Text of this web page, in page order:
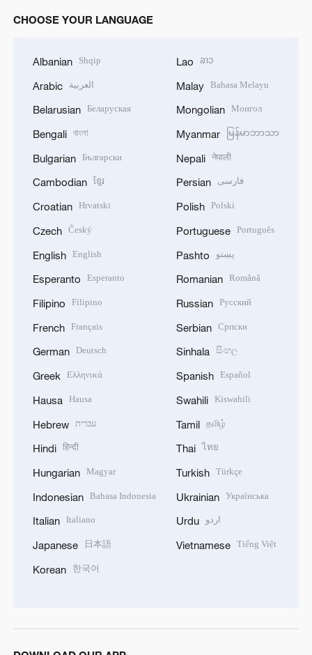
CHOOSE YOUR LANGUAGE
Albanian Shqip
Arabic العربية
Belarusian Беларуская
Bengali বাংলা
Bulgarian Български
Cambodian ខ្មែរ
Croatian Hrvatski
Czech Český
English English
Esperanto Esperanto
Filipino Filipino
French Français
German Deutsch
Greek Ελληνικά
Hausa Hausa
Hebrew עברית
Hindi हिन्दी
Hungarian Magyar
Indonesian Bahasa Indonesia
Italian Italiano
Japanese 日本語
Korean 한국어
Lao ລາວ
Malay Bahasa Melayu
Mongolian Монгол
Myanmar မြန်မာဘာသာ
Nepali नेपाली
Persian فارسی
Polish Polski
Portuguese Português
Pashto پښتو
Romanian Română
Russian Русский
Serbian Српски
Sinhala සිංහල
Spanish Español
Swahili Kiswahili
Tamil தமிழ்
Thai ไทย
Turkish Türkçe
Ukrainian Українська
Urdu اردو
Vietnamese Tiếng Việt